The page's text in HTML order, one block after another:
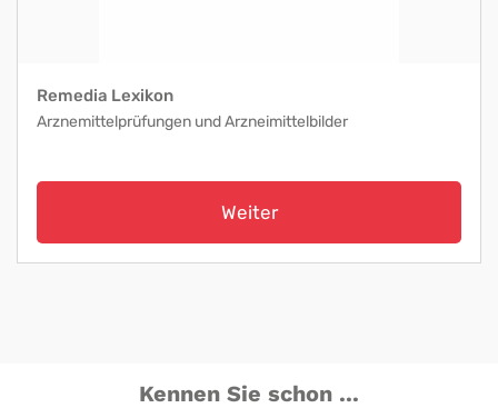
Remedia Lexikon
Arznemittelprüfungen und Arzneimittelbilder
Weiter
Kennen Sie schon ...